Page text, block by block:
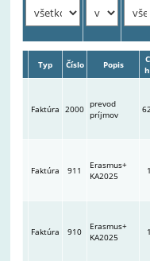
Typ Číslo Popis
Faktúra 2000 prevod
príjmov
Faktúra 911
Erasmus+
KA2025
Faktúra 910
Erasmus+
KA2025